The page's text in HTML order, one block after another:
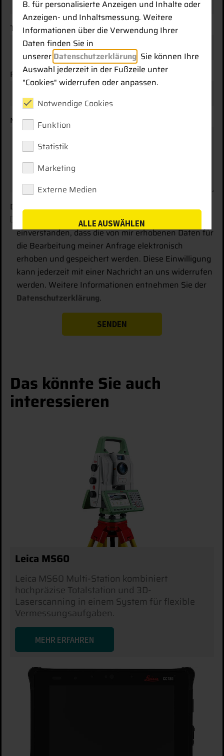
Telefonnummer
PLZ / Ort*
Mitteilung
Datenschutz
Mit Setzen des Hakens erkläre ich mich
einverstanden, dass die von mir erhobenen Daten für
die Bearbeitung meiner Anfrage elektronisch
erhoben und gespeichert werden. Diese Einwilligung
kann jederzeit mit einer Nachricht an uns widerrufen
werden. Weitere Informationen entnehmen Sie der
Datenschutzerklärung.
Das könnte Sie auch
interessieren
Leica MS60
Leica MS60 Multi-Station kombiniert
hochpräzise Totalstation und 3D-
Laserscanning in einem System für flexible
Vermessungsaufgaben.
MEHR ERFAHREN
B. für personalisierte Anzeigen und Inhalte oder
Anzeigen- und Inhaltsmessung. Weitere
Informationen über die Verwendung Ihrer
Daten finden Sie in
unserer Datenschutzerklärung . Sie können Ihre
Auswahl jederzeit in der Fußzeile unter
"Cookies" widerrufen oder anpassen.
Notwendige Cookies
Funktion
Statistik
Marketing
Externe Medien
ALLE AUSWÄHLEN
SPEICHERN
ABLEHNEN
Details anzeigen
Impressum|Datenschutz